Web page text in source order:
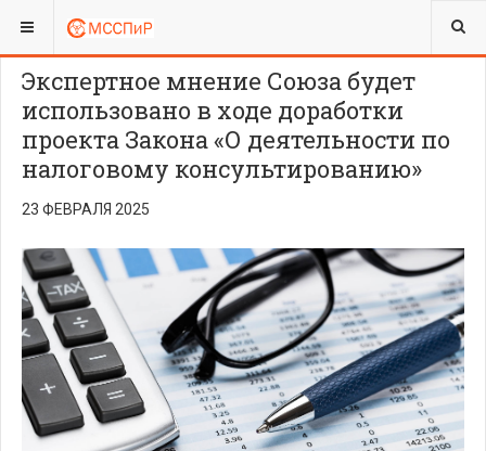
ВЫ ЗДЕСЬ: ADVOCACY
Экспертное мнение Союза будет
использовано в ходе доработки
проекта Закона «О деятельности по
налоговому консультированию»
23 ФЕВРАЛЯ 2025